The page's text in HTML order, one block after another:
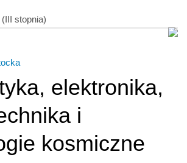
stopnia)
elektronika,
i
kosmiczne